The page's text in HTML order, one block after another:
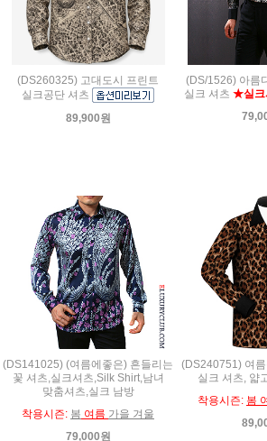
(DS260325) 고대도시 프린트
실크공단 셔츠
89,900원
(DS/1526) 아름
실크 셔츠 ★실
(DS141025) (여름에좋은) 흔들리는
꽃 셔츠,실크셔츠,Silk Shirt,남녀
맞춤셔츠,실크 남방
착용시즌: 봄 여름 가을 겨울
79,000원
(DS240751) 여
실크 셔츠, 얇
착용시즌: 봄